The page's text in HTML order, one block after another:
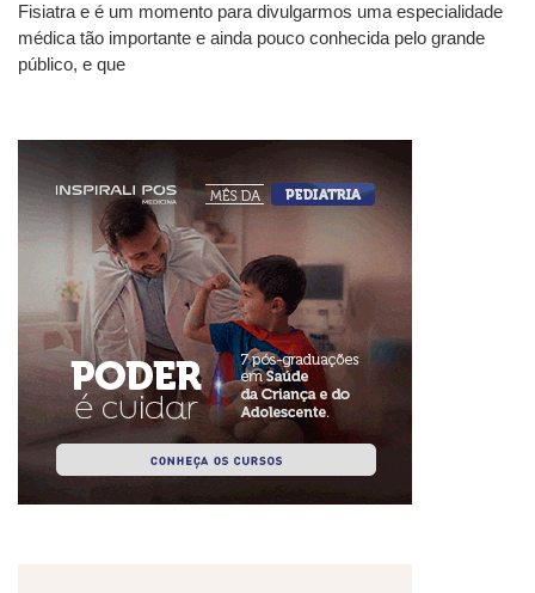
Fisiatra e é um momento para divulgarmos uma especialidade
médica tão importante e ainda pouco conhecida pelo grande
público, e que